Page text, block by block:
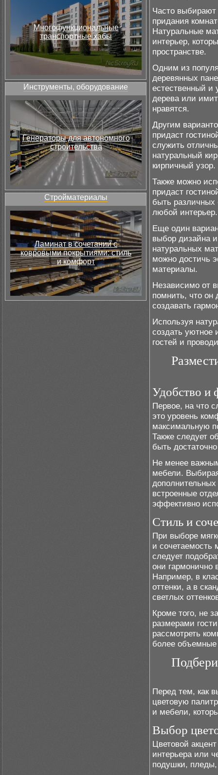
Многофункциональные
транспортные хабы
Инструменты, оборудование
Генераторы для автономного
строительства
Стройматериалы
Ламинат в сочетании с
ковровыми покрытиями: стиль
и комфорт
Часто выбирают
придания
Натуральные
интерьер,
пространстве.
Одним из
деревянных
естественный
дерева или
нравятся.
Другим
придаст
служить
натуральный
кирпичный узор.
Также можно
придаст
быть различных
любой интерьер.
Еще один
выбор дизайна
натуральных
можно достичь
материалы.
Независимо от
помнить, что он
создавать
Используя
создать уютное
гостей и
Удобство и
Первое, на что
это уровень
максимальную
Также следует
быть
Не менее
мебели.
встроенные
эффективно
Стиль и
При выборе
и
следует
они
Например, в
оттенки, а в
светлых
Кроме того, не
размерами
рассмотреть
более
Перед тем, как
цветовую
и мебели,
Выбор
Цветовой
интерьера или
подушки, пледы,